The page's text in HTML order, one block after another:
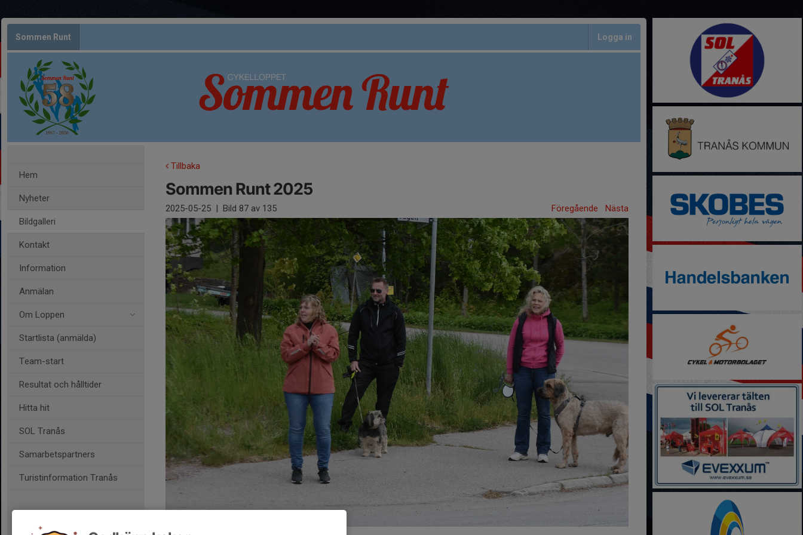
Sommen Runt Logga in
Hem
Nyheter
Bildgalleri
Kontakt
Information
Anmälan
Om Loppen
Startlista (anmälda)
Team-start
Resultat och hålltider
Hitta hit
SOL Tranås
Samarbetspartners
Turistinformation Tranås
Tillbaka
Sommen Runt 2025
2025-05-25 | Bild 87 av 135 Föregående Nästa